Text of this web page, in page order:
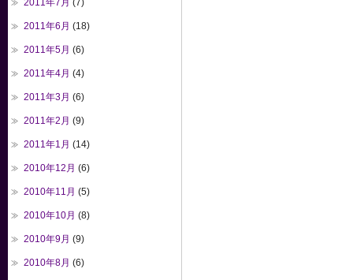
2011年7月 (7)
2011年6月 (18)
2011年5月 (6)
2011年4月 (4)
2011年3月 (6)
2011年2月 (9)
2011年1月 (14)
2010年12月 (6)
2010年11月 (5)
2010年10月 (8)
2010年9月 (9)
2010年8月 (6)